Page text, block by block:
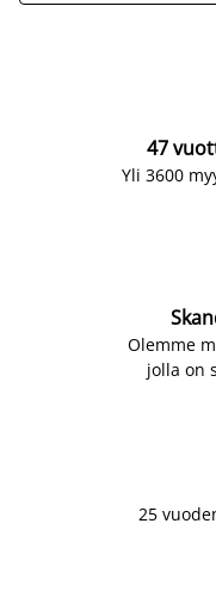
47
Yli 3600
Olemme
jolla on
25